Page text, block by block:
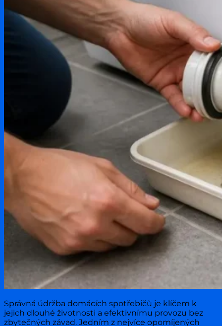
Správná údržba domácích spotřebičů je klíčem k
jejich dlouhé životnosti a efektivnímu provozu bez
zbytečných závad. Jedním z nejvíce opomíjených